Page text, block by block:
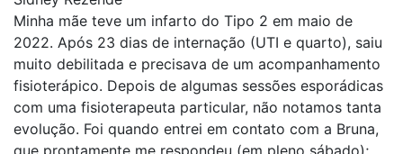
Minha mãe teve um infarto do Tipo 2 em maio de
2022. Após 23 dias de internação (UTI e quarto), saiu
muito debilitada e precisava de um acompanhamento
fisioterápico. Depois de algumas sessões esporádicas
com uma fisioterapeuta particular, não notamos tanta
evolução. Foi quando entrei em contato com a Bruna,
que prontamente me respondeu (em pleno sábado);